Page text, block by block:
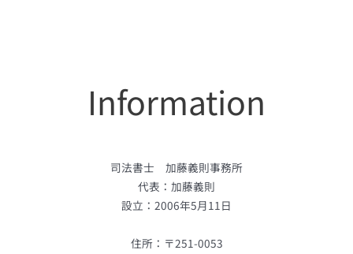
Information
司法書士 加藤義則事務所
代表：加藤義則
設立：2006年5月11日
住所：〒251-0053